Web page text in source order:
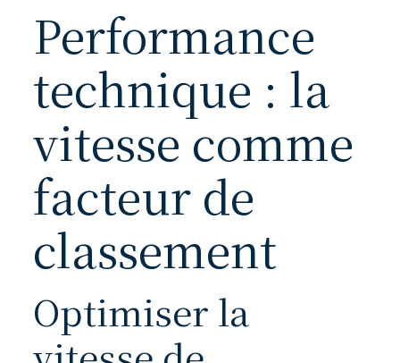
Performance
technique : la
vitesse comme
facteur de
classement
Optimiser la